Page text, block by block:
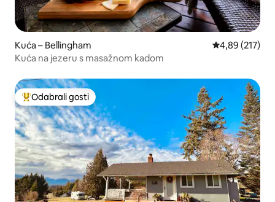
Kuća – Bellingham Prosječna
4,89 (217)
Kuća na jezeru s masažnom kadom
Među najviše rangiranima s oznakom „Odabrali gosti”
Odabrali gosti